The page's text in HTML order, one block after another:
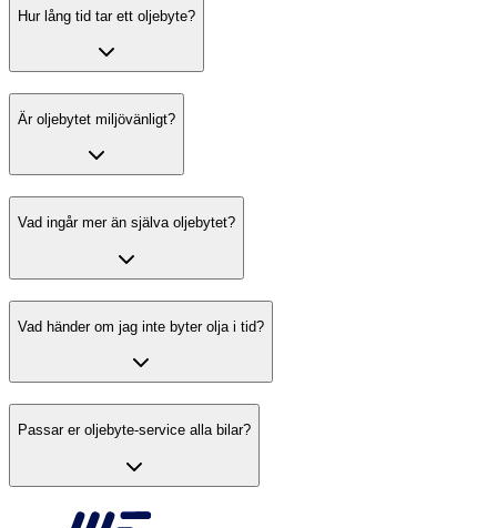
Hur lång tid tar ett oljebyte?
Är oljebytet miljövänligt?
Vad ingår mer än själva oljebytet?
Vad händer om jag inte byter olja i tid?
Passar er oljebyte-service alla bilar?